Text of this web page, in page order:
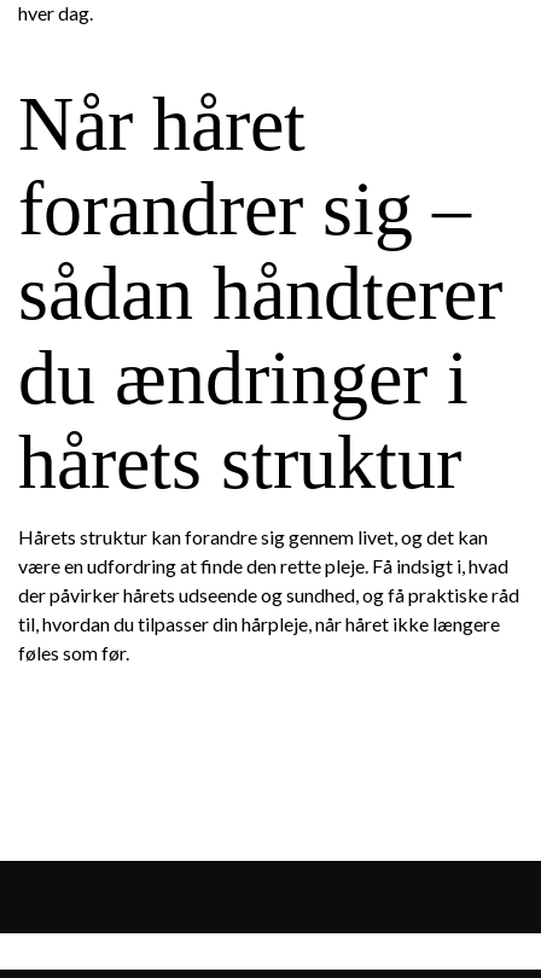
hver dag.
Når håret
forandrer sig –
sådan håndterer
du ændringer i
hårets struktur
Hårets struktur kan forandre sig gennem livet, og det kan
være en udfordring at finde den rette pleje. Få indsigt i, hvad
der påvirker hårets udseende og sundhed, og få praktiske råd
til, hvordan du tilpasser din hårpleje, når håret ikke længere
føles som før.